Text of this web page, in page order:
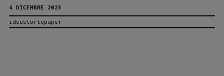
4 DICEMBRE 2023
ideestortepaper